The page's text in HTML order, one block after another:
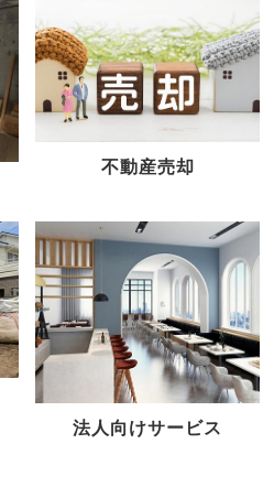
不動産売却
法人向けサービス